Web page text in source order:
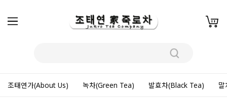
조태연가(About Us) 녹차(Green Tea) 발효차(Black Tea)